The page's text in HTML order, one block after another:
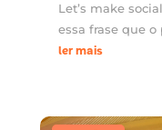
Let’s make
essa frase que
ler mais